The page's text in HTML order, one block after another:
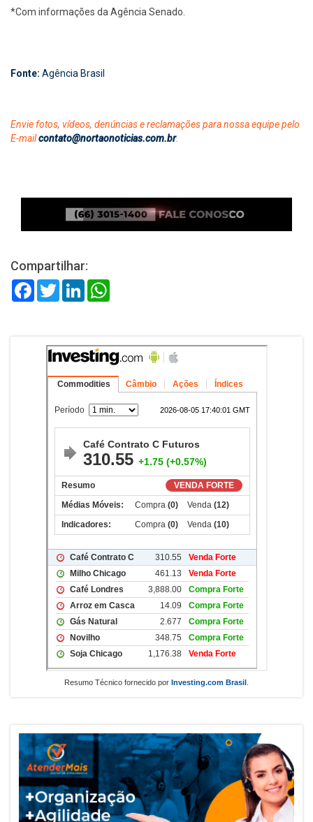
*Com informações da Agência Senado.
Fonte: Agência Brasil
Envie fotos, vídeos, denúncias e reclamações para nossa equipe pelo
E-mailcontato@nortaonoticias.com.br.
Compartilhar:
FacebookTwitterLinkedIn
Resumo Técnico fornecido por Investing.com Brasil